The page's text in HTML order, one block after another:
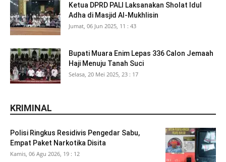
Ketua DPRD PALI Laksanakan Sholat Idul
Adha di Masjid Al-Mukhlisin
Jumat, 06 Jun 2025, 11 : 43
Bupati Muara Enim Lepas 336 Calon Jemaah
Haji Menuju Tanah Suci
Selasa, 20 Mei 2025, 23 : 17
KRIMINAL
Polisi Ringkus Residivis Pengedar Sabu,
Empat Paket Narkotika Disita
Kamis, 06 Agu 2026, 19 : 12